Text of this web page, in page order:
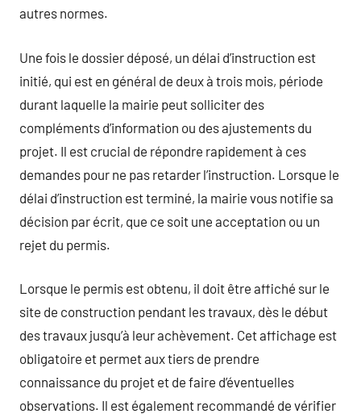
autres normes.
Une fois le dossier déposé, un délai d’instruction est
initié, qui est en général de deux à trois mois, période
durant laquelle la mairie peut solliciter des
compléments d’information ou des ajustements du
projet. Il est crucial de répondre rapidement à ces
demandes pour ne pas retarder l’instruction. Lorsque le
délai d’instruction est terminé, la mairie vous notifie sa
décision par écrit, que ce soit une acceptation ou un
rejet du permis.
Lorsque le permis est obtenu, il doit être affiché sur le
site de construction pendant les travaux, dès le début
des travaux jusqu’à leur achèvement. Cet affichage est
obligatoire et permet aux tiers de prendre
connaissance du projet et de faire d’éventuelles
observations. Il est également recommandé de vérifier